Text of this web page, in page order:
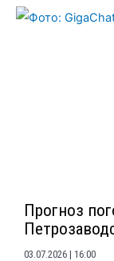
Прогноз
03.07.2026 16:00